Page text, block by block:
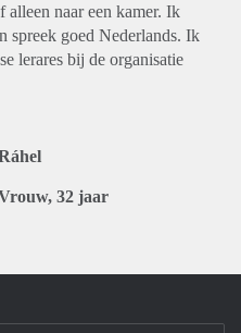
alleen naar een kamer. Ik
spreek goed Nederlands. Ik
lerares bij de organisatie
32 jaar